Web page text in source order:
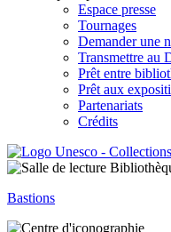
Espace presse
Tournages
Demander une
Transmettre au
Prêt entre
Prêt aux
Partenariats
Crédits
Bastions